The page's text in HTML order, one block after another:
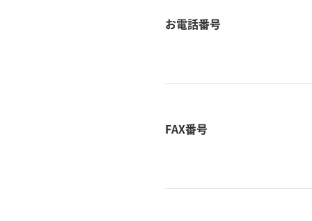
お電話番号
FAX番号